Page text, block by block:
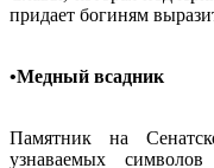
придает богиням
•Медный всадник
Памятник на
узнаваемых